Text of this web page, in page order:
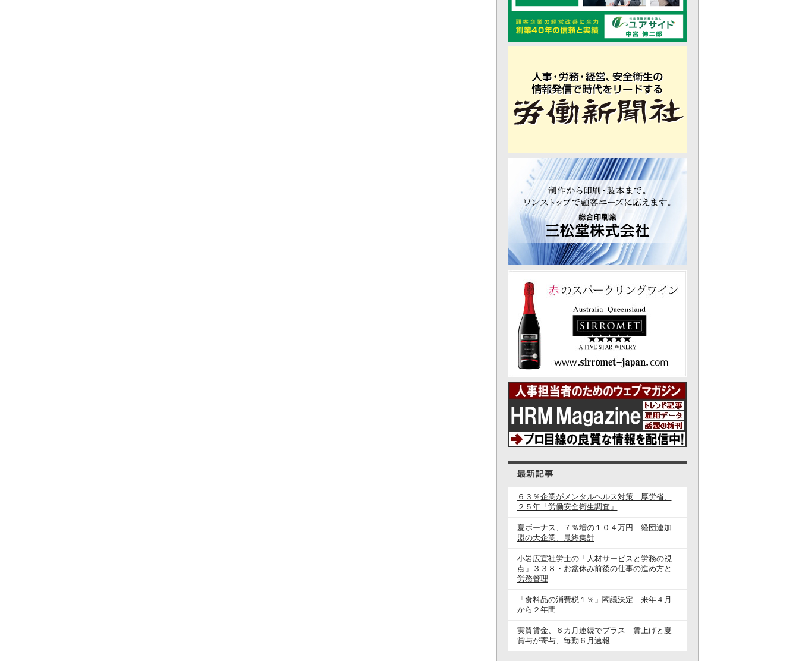
６３％企業がメンタルヘルス対策 厚労省、
２５年「労働安全衛生調査」
夏ボーナス、７％増の１０４万円 経団連加
盟の大企業、最終集計
小岩広宣社労士の「人材サービスと労務の視
点」３３８・お盆休み前後の仕事の進め方と
労務管理
「食料品の消費税１％」閣議決定 来年４月
から２年間
実質賃金、６カ月連続でプラス 賃上げと夏
賞与が寄与、毎勤６月速報